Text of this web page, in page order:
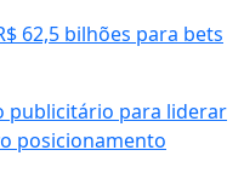
62,5 bilhões para bets
publicitário para liderar
posicionamento